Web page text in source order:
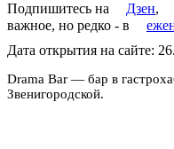
Подпишитесь на Дзен,
важное, но редко - в
Дата открытия на сайте:
Drama Bar — бар в
Звенигородской.